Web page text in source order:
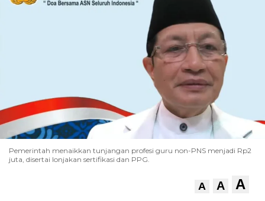
Pemerintah menaikkan tunjangan profesi guru non-PNS menjadi Rp2
juta, disertai lonjakan sertifikasi dan PPG.
A A A